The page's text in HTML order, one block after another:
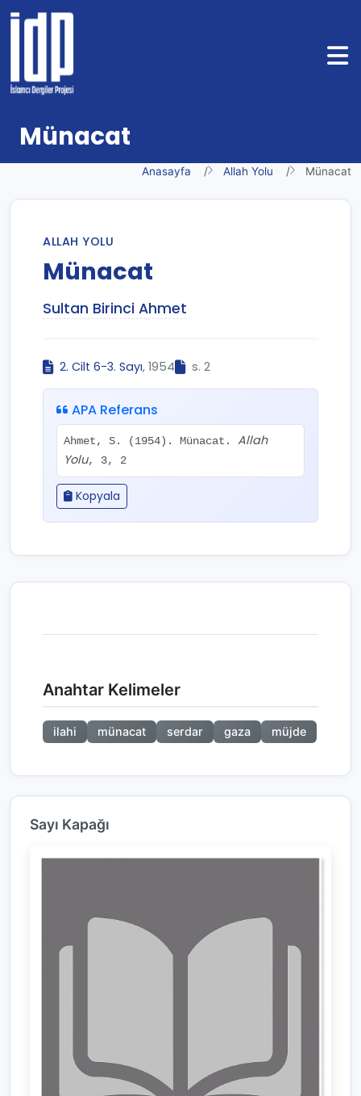
Münacat
Anasayfa Allah Yolu Münacat
ALLAH YOLU
Münacat
Sultan Birinci Ahmet
2. Cilt 6-3. Sayı, 1954 s. 2
APA Referans
Ahmet, S. (1954). Münacat. Allah
Yolu, 3, 2
Kopyala
Anahtar Kelimeler
ilahi münacat serdar gaza müjde
Sayı Kapağı